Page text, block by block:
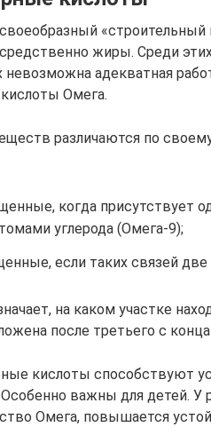
«строительный
жиры. Среди
адекватная
Омега.
различаются по
когда присутствует
углерода (Омега-9);
если таких связей
на каком участке
после третьего с
кислоты способствуют
важны для детей. У
Омега, повышается